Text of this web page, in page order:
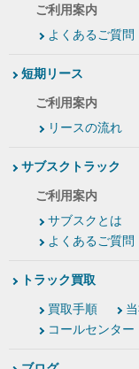
ご利用案内
よくあるご質問
短期リース
ご利用案内
リースの流れ
サブスクトラック
ご利用案内
サブスクとは
よくあるご質問
トラック買取
買取手順
コールセンター